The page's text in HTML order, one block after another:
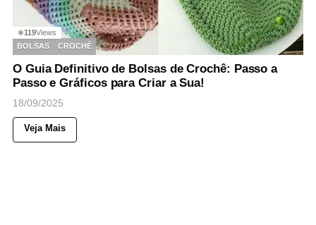
◉119Views
BOLSAS
CROCHÊ
O Guia Definitivo de Bolsas de Crochê: Passo a
Passo e Gráficos para Criar a Sua!
18/09/2025
Veja Mais